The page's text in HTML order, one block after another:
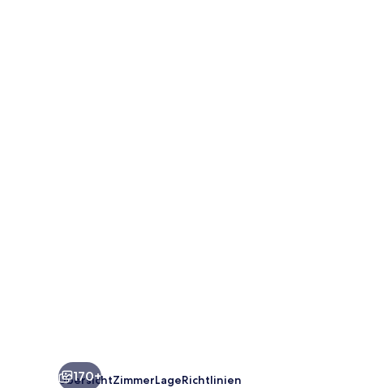
170+
ÜbersichtZimmerLageRichtlinien